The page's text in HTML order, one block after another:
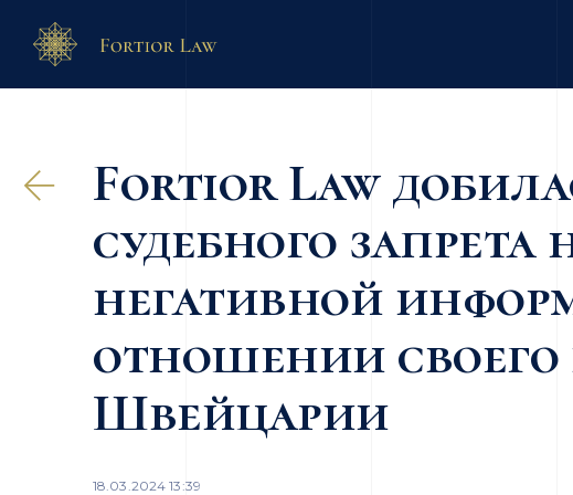
Fortior Law
судебного
негативной
отношении своего
Швейцарии
18.03.2024 13:39